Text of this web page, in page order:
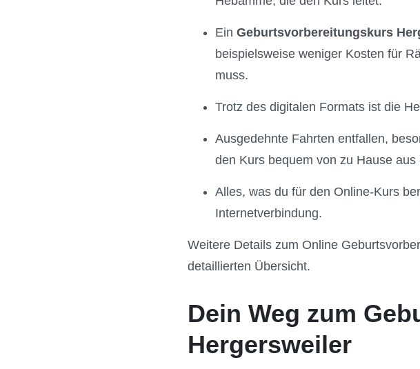
Ein Geburtsvorbereitungskurs
beispielsweise weniger Kosten für
muss.
Trotz des digitalen Formats ist die
Ausgedehnte Fahrten entfallen,
den Kurs bequem von zu Hause
Alles, was du für den Online-Kurs
Internetverbindung.
Weitere Details zum Online
detaillierten Übersicht.
Dein Weg zum
Hergersweiler